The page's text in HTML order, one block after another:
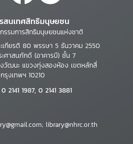
สนเทศสิทธิมนุษยชน
รรมการสิทธิมนุษยชนแห่งชาติ
เกียรติ 80 พรรษา 5 ธันวาคม 2550
ะศาสนภักดี (อาคารบี) ชั้น 7
วัฒนะ แขวงทุ่งสองห้อง เขตหลักสี่
กรุงเทพฯ 10210
2141 1987, 0 2141 3881
library@nhrc.or.th